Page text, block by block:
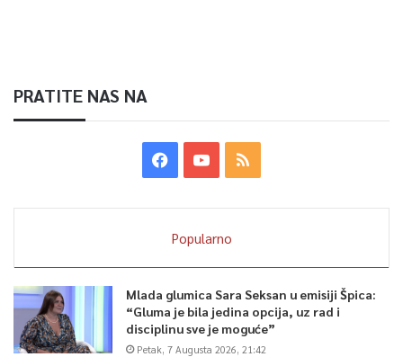
PRATITE NAS NA
Popularno
Mlada glumica Sara Seksan u emisiji Špica:
“Gluma je bila jedina opcija, uz rad i
disciplinu sve je moguće”
Petak, 7 Augusta 2026, 21:42